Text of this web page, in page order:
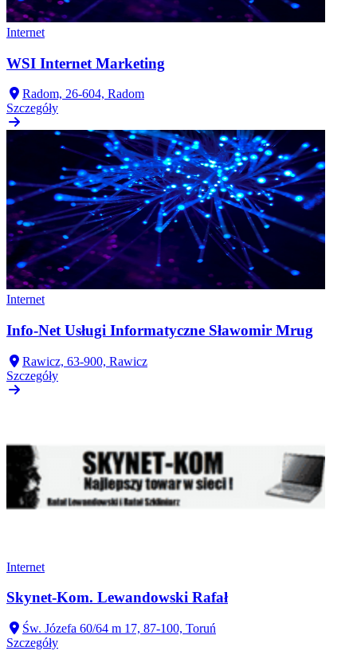
Internet
WSI Internet Marketing
Radom, 26-604, Radom
Szczegóły
Internet
Info-Net Usługi Informatyczne Sławomir Mrug
Rawicz, 63-900, Rawicz
Szczegóły
Internet
Skynet-Kom. Lewandowski Rafał
Św. Józefa 60/64 m 17, 87-100, Toruń
Szczegóły